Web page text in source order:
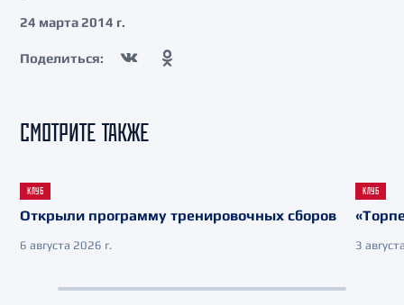
24 марта 2014 г.
Поделиться:
СМОТРИТЕ ТАКЖЕ
КЛУБ
Открыли программу тренировочных сборов
6 августа 2026 г.
КЛУБ
3